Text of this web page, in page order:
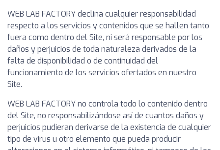
WEB LAB FACTORY declina cualquier responsabilidad
respecto a los servicios y contenidos que se hallen tanto
fuera como dentro del Site, ni será responsable por los
daños y perjuicios de toda naturaleza derivados de la
falta de disponibilidad o de continuidad del
funcionamiento de los servicios ofertados en nuestro
Site.
WEB LAB FACTORY no controla todo lo contenido dentro
del Site, no responsabilizándose así de cuantos daños y
perjuicios pudieran derivarse de la existencia de cualquier
tipo de virus u otro elemento que pueda producir